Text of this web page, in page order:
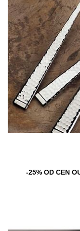
-25% OD CEN